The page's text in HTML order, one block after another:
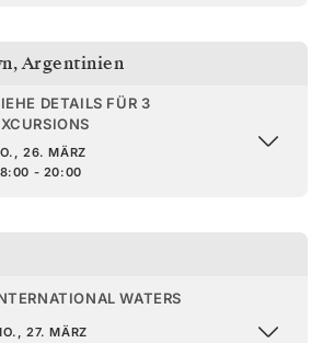
,Argentinien
DETAILS FÜR 3
26. MÄRZ
- 20:00
WATERS
27. MÄRZ